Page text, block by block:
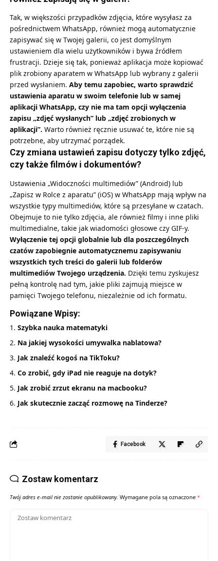
Tak, w większości przypadków zdjęcia, które wysyłasz za
pośrednictwem WhatsApp, również mogą automatycznie
zapisywać się w Twojej galerii, co jest domyślnym
ustawieniem dla wielu użytkowników i bywa źródłem
frustracji. Dzieje się tak, ponieważ aplikacja może kopiować
plik zrobiony aparatem w WhatsApp lub wybrany z galerii
przed wysłaniem. Aby temu zapobiec, warto sprawdzić
ustawienia aparatu w swoim telefonie lub w samej
aplikacji WhatsApp, czy nie ma tam opcji wyłączenia
zapisu „zdjęć wysłanych” lub „zdjęć zrobionych w
aplikacji”. Warto również ręcznie usuwać te, które nie są
potrzebne, aby utrzymać porządek.
Czy zmiana ustawień zapisu dotyczy tylko zdjęć,
czy także filmów i dokumentów?
Ustawienia „Widoczności multimediów” (Android) lub
„Zapisz w Rolce z aparatu” (iOS) w WhatsApp mają wpływ na
wszystkie typy multimediów, które są przesyłane w czatach.
Obejmuje to nie tylko zdjęcia, ale również filmy i inne pliki
multimedialne, takie jak wiadomości głosowe czy GIF-y.
Wyłączenie tej opcji globalnie lub dla poszczególnych
czatów zapobiegnie automatycznemu zapisywaniu
wszystkich tych treści do galerii lub folderów
multimediów Twojego urządzenia. Dzięki temu zyskujesz
pełną kontrolę nad tym, jakie pliki zajmują miejsce w
pamięci Twojego telefonu, niezależnie od ich formatu.
Powiązane Wpisy:
Szybka nauka matematyki
Na jakiej wysokości umywalka nablatowa?
Jak znaleźć kogoś na TikToku?
Co zrobić, gdy iPad nie reaguje na dotyk?
Jak zrobić zrzut ekranu na macbooku?
Jak skutecznie zacząć rozmowę na Tinderze?
Facebook
Zostaw komentarz
Twój adres e-mail nie zostanie opublikowany. Wymagane pola są oznaczone *